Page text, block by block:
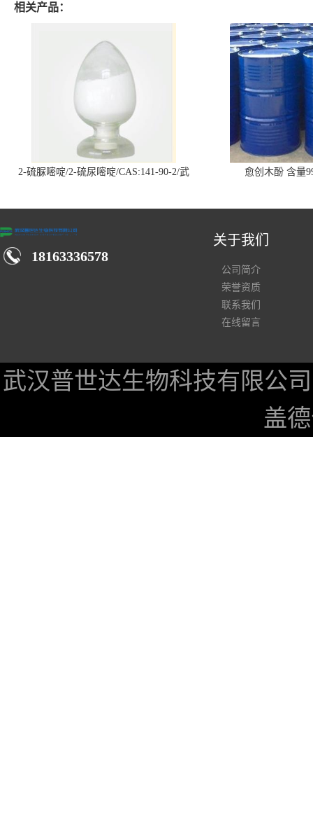
相关产品：
2-硫脲嘧啶/2-硫尿嘧啶/CAS:141-90-2/武
愈创木酚 含量
18163336578
关于我们
公司简介
荣誉资质
联系我们
在线留言
武汉普世达生物科技有限公司
盖